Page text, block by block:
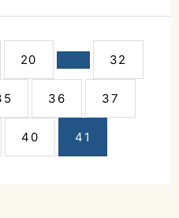
20 32
36 37
40 41